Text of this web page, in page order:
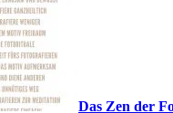
Das Zen der